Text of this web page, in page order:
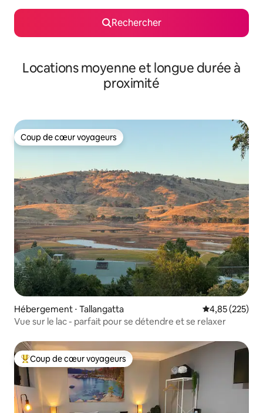
Rechercher
Locations moyenne et longue durée à
proximité
Coup de cœur voyageurs
Coup de cœur voyageurs
Hébergement ⋅ Tallangatta Évaluation
4,85 (225)
Vue sur le lac - parfait pour se détendre et se relaxer
Coups de cœur voyageurs les plus appréciés
Coup de cœur voyageurs